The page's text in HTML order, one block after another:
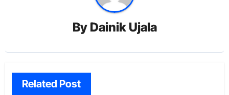
By Dainik Ujala
Related Post